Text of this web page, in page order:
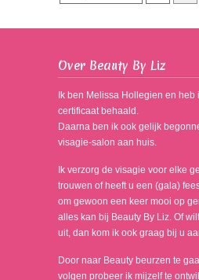
Over Beauty By Liz
Ik ben Melissa Hollegien en heb
certificaat behaald.
Daarna ben ik ook gelijk
visagie-salon aan huis.
Ik verzorg de visagie voor elke
trouwen of heeft u een (gala)
om gewoon een keer mooi op
alles kan bij Beauty By Liz. Of
uit, dan kom ik ook graag bij u
Door naar Beauty beurzen te
volgen probeer ik mijzelf te